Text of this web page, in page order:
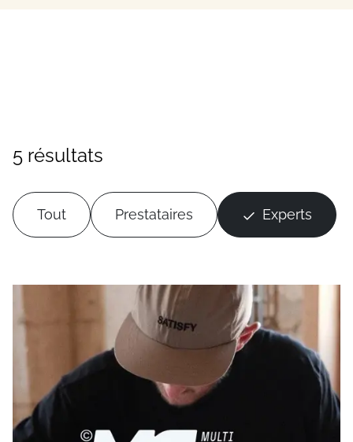
5 résultats
Tout Prestataires Experts